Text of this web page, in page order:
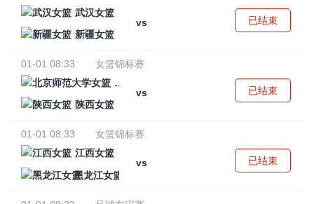
武汉女篮
vs
新疆女篮
已结束
01-01 08:33
女篮锦标赛
北京师范大学女篮
vs
陕西女篮
已结束
01-01 08:33
女篮锦标赛
江西女篮
vs
黑龙江女篮
已结束